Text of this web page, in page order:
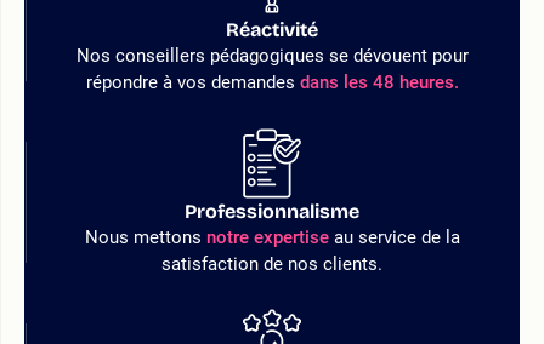
Réactivité
Nos conseillers pédagogiques se dévouent pour
répondre à vos demandes dans les 48 heures.
Professionnalisme
Nous mettons notre expertiseau service de la
satisfaction de nos clients.